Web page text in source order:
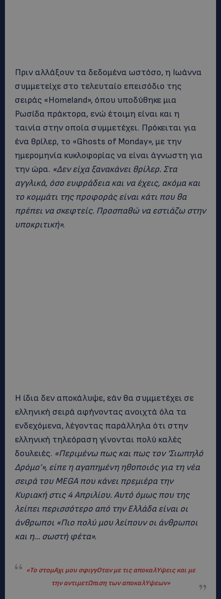
Πριν αλλάξουν τα δεδομένα ωστόσο, η Ιωάννα
συμμετείχε στο τελευταίο επεισόδιο της
σειράς «Homeland», όπου υποδύθηκε μια
Ρωσίδα πράκτορα, ενώ έτοιμη είναι και η
ταινία στην οποία συμμετέχει. Πρόκειται για
ένα θρίλερ, το «Ghosts of Monday», με την
ημερομηνία κυκλοφορίας να είναι άγνωστη για
την ώρα. «Δεν είχα ξανακάνει θρίλερ. Στα
αγγλικά, όσο ευφράδεια και να έχεις, ακόμα και
το κομμάτι της προφοράς είναι κάτι που θα
πρέπει να σκεφτείς. Προσπαθώ να εστιάζω στην
υποκριτική».
Η ίδια δεν αποκάλυψε, εάν θα συμμετέχει σε
ελληνική σειρά αφήνοντας ανοιχτά όλα τα
ενδεχόμενα, λέγοντας παράλληλα ότι στην
ελληνική τηλεόραση γίνονται πολύ καλές
δουλειές. «Περιμένω πως και πως τον ‘Σιωπηλό
Δρόμο’», είπε η αγαπημένη ηθοποιός για τη νέα
σειρά του MEGA που κάνει πρεμιέρα την
Κυριακή στις 4 Απριλίου. Αυτό όμως που της
λείπει περισσότερο από την Ελλάδα είναι οι
άνθρωποι «Πιο πολύ μου λείπουν οι άνθρωποι
και η… σωστή φέτα».
«Το στομΑχι μου σφιγγΟταν με τις αποκαλΥψεις και με
την αντιμετΩπιση των αποκαλΥψεων»